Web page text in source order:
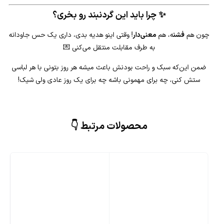
✨ چرا باید این گردنبند رو بخری؟
چون همفشنه، هممعنی‌دار! وقتی اینو هدیه بدی، داری یک حس جاودانه
به طرف مقابلت منتقل می‌کنی 💌
ضمن این‌که سبک و راحت بودنش باعث میشه هر روز بتونی با هر لباسی
ستش کنی، چه برای مهمونی باشه چه برای یک روز عادی ولی شیک!
محصولات مرتبط 👇